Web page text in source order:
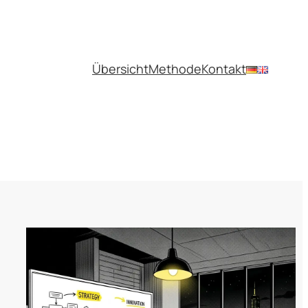
ÜbersichtMethodeKontakt